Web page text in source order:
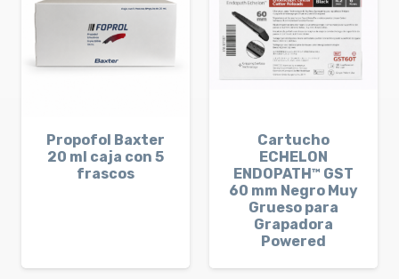
Propofol Baxter
20 ml caja con 5
frascos
Cartucho
ECHELON
ENDOPATH™ GST
60 mm Negro Muy
Grueso para
Grapadora
Powered